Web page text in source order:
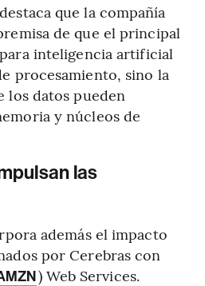
que la compañía
de que el principal
inteligencia artificial
procesamiento, sino la
los datos pueden
y núcleos de
las
además el impacto
por Cerebras con
) Web Services.